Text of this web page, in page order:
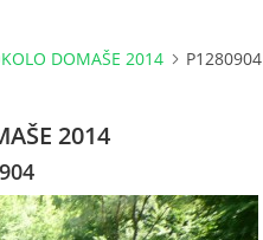
DOMAŠE 2014 P1280904
2014